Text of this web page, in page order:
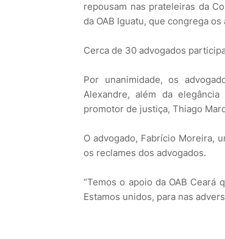
repousam nas prateleiras da
da OAB Iguatu, que congrega os
Cerca de 30 advogados
Por unanimidade, os
Alexandre, além da
promotor de justiça, Thiago
O advogado, Fabrício Moreira,
os reclames dos advogados.
“Temos o apoio da OAB
Estamos unidos, para nas